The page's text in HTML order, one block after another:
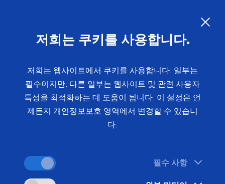
EMAG은 “Axia Best Managed
Companies Award”로 우수성 입
세계에 대한 전략적 인식, 혁신 능력, 지속 가능한 경
영 문화 및 우수한 회사 경영 - “Axia Best Managed
트(Deloitte), 독일 경제·시사 주간지
“Wirtschaftswoche” 및 독일산업협회
저희는 쿠키를 사용합니다.
저희는 웹사이트에서 쿠키를 사용합니다. 일부는
필수이지만, 다른 일부는 웹사이트 및 관련 사용자
특성을 최적화하는 데 도움이 됩니다. 이 설정은 언
제든지 개인정보보호 영역에서 변경할 수 있습니
다.
필수 사항